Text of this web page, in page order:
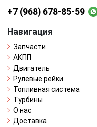
+7 (968) 678-85-59
Навигация
Запчасти
АКПП
Двигатель
Рулевые рейки
Топливная система
Турбины
О нас
Доставка